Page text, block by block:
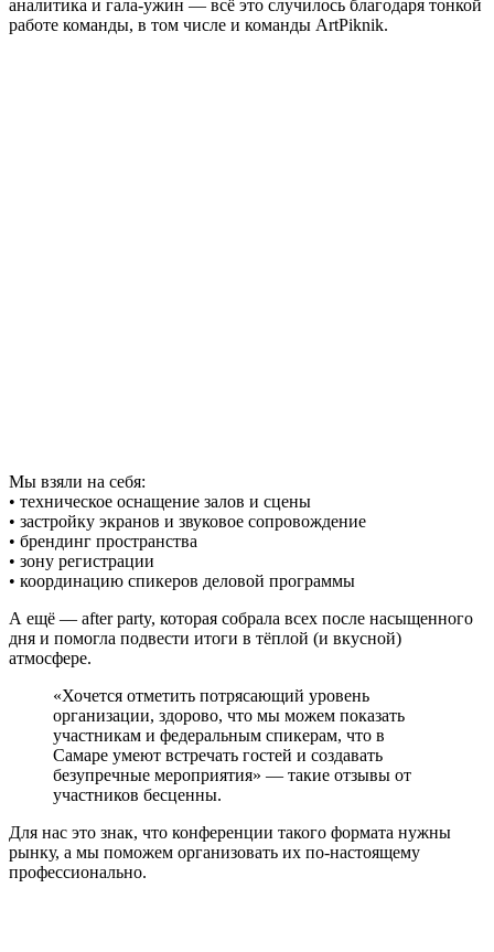
аналитика и гала-ужин — всё это случилось благодаря тонкой
работе команды, в том числе и команды ArtPiknik.
Мы взяли на себя:
• техническое оснащение залов и сцены
• застройку экранов и звуковое сопровождение
• брендинг пространства
• зону регистрации
• координацию спикеров деловой программы
А ещё — after party, которая собрала всех после насыщенного
дня и помогла подвести итоги в тёплой (и вкусной)
атмосфере.
«Хочется отметить потрясающий уровень
организации, здорово, что мы можем показать
участникам и федеральным спикерам, что в
Самаре умеют встречать гостей и создавать
безупречные мероприятия» — такие отзывы от
участников бесценны.
Для нас это знак, что конференции такого формата нужны
рынку, а мы поможем организовать их по-настоящему
профессионально.